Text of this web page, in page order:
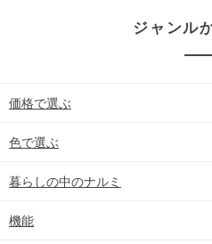
ジャンル
価格で選ぶ
色で選ぶ
暮らしの中のナルミ
機能